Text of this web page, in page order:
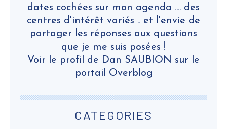
CATEGORIES
dates cochées sur mon agenda .... des
centres d'intérêt variés .. et l'envie de
partager les réponses aux questions
que je me suis posées !
Voir le profil de Dan SAUBION sur le
portail Overblog